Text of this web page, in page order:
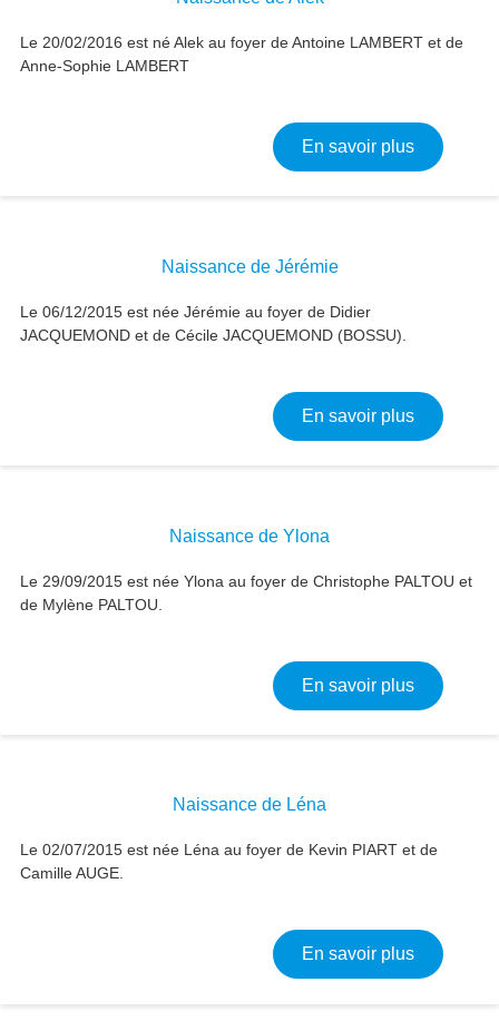
Le 20/02/2016 est né Alek au foyer de Antoine LAMBERT et de
Anne-Sophie LAMBERT
En savoir plussur
Naissance de Jérémie
Le 06/12/2015 est née Jérémie au foyer de Didier
JACQUEMOND et de Cécile JACQUEMOND (BOSSU).
En savoir plussur
Naissance de Ylona
Le 29/09/2015 est née Ylona au foyer de Christophe PALTOU et
de Mylène PALTOU.
En savoir plussur
Naissance de Léna
Le 02/07/2015 est née Léna au foyer de Kevin PIART et de
Camille AUGE.
En savoir plussur